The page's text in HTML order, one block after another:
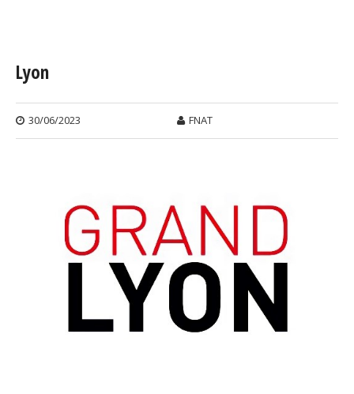
Lyon
30/06/2023 FNAT